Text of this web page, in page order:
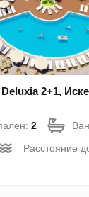
Deluxia 2+1,
2
Расстояние